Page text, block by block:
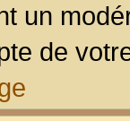
un
de